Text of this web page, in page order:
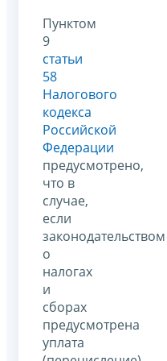
Пунктом
9
статьи
58
Налогового
кодекса
Российской
Федерации
предусмотрено,
что в
случае,
если
законодательством
о
налогах
и
сборах
предусмотрена
уплата